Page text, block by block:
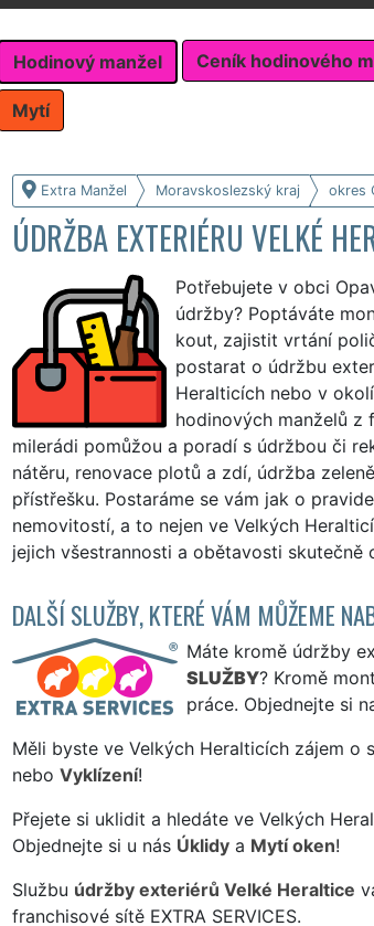
Hodinový manžel Ceník hodinového
Mytí
Extra Manžel Moravskoslezský kraj okres
ÚDRŽBA EXTERIÉRU VELKÉ
Potřebujete v obci
údržby? Poptáváte
kout, zajistit vrtání
postarat o údržbu
Heralticích nebo v
hodinových manželů z
milerádi pomůžou a poradí s údržbou či
nátěru, renovace plotů a zdí, údržba
přístřešku. Postaráme se vám jak o
nemovitostí, a to nejen ve Velkých
jejich všestrannosti a obětavosti skutečně
DALŠÍ SLUŽBY, KTERÉ VÁM MŮŽEME
Máte kromě údržby
SLUŽBY? Kromě
práce. Objednejte si
Měli byste ve Velkých Heralticích zájem o
nebo Vyklízení!
Přejete si uklidit a hledáte ve Velkých
Objednejte si u nás Úklidya Mytí oken!
Službu údržby exteriérů Velké Heraltice
franchisové sítě EXTRA SERVICES.